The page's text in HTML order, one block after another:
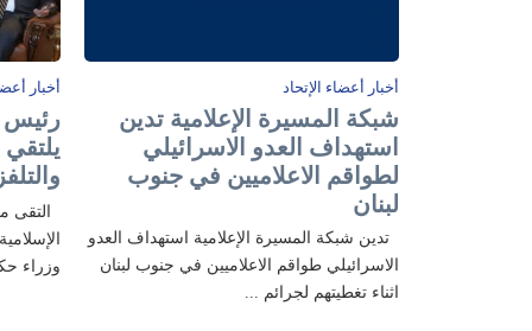
أخبار أعضاء الإتحاد
شبكة المسيرة الإعلامية تدين
استهداف العدو الاسرائيلي
لطواقم الاعلاميين في جنوب
لبنان
تدين شبكة المسيرة الإعلامية استهداف العدو
الاسرائيلي طواقم الاعلاميين في جنوب لبنان
اثناء تغطيتهم لجرائم ...
أخبار
رئيس
يلتقي
التقى
وزراء